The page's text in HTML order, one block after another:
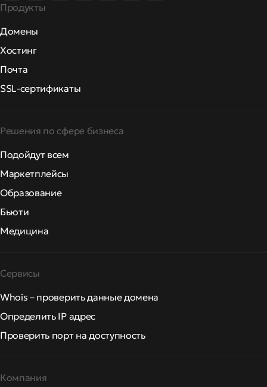
Продукты
Домены
Хостинг
Почта
SSL-сертификаты
Решения по сфере бизнеса
Подойдут всем
Маркетплейсы
Образование
Бьюти
Медицина
Сервисы
Whois – проверить данные домена
Определить IP адрес
Проверить порт на доступность
Компания